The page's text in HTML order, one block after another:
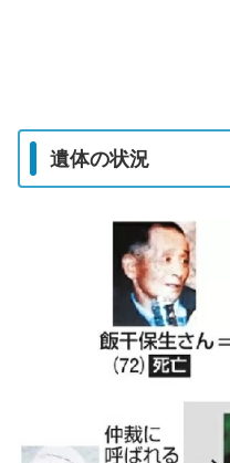
遺体の状況